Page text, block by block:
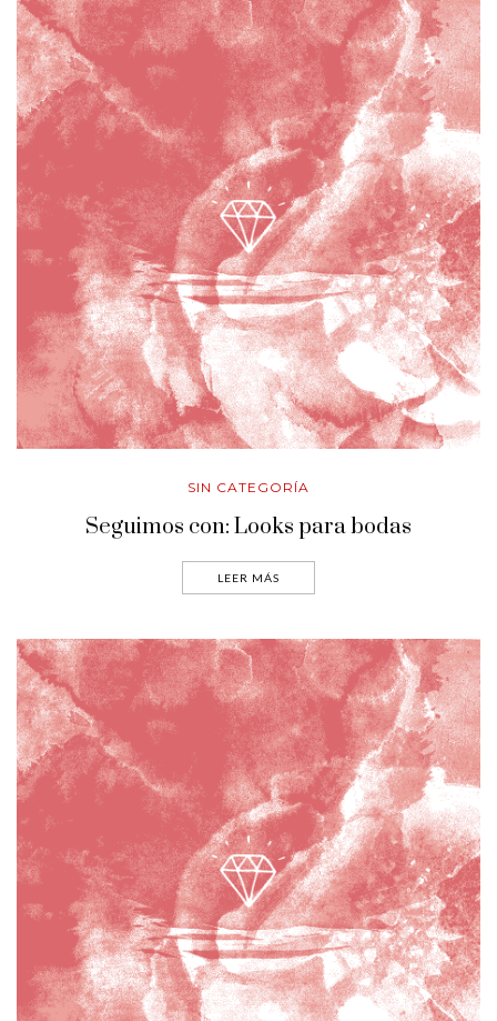
SIN CATEGORÍA
Seguimos con: Looks para bodas
LEER MÁS